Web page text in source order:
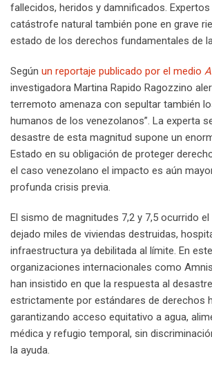
fallecidos, heridos y damnificados. Expertos
catástrofe natural también pone en grave
estado de los derechos fundamentales de
Según un reportaje publicado por el medio
investigadora Martina Rapido Ragozzino
terremoto amenaza con sepultar también
humanos de los venezolanos”. La experta
desastre de esta magnitud supone un
Estado en su obligación de proteger
el caso venezolano el impacto es aún
profunda crisis previa.
El sismo de magnitudes 7,2 y 7,5 ocurrido el
dejado miles de viviendas destruidas,
infraestructura ya debilitada al límite. En
organizaciones internacionales como
han insistido en que la respuesta al
estrictamente por estándares de derechos
garantizando acceso equitativo a agua,
médica y refugio temporal, sin
la ayuda.